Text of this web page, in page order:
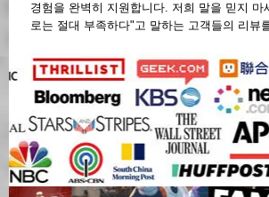
경험을 완벽히 지원합니다. 저희 말을 믿지 마
로는 절대 부족하다"고 말하는 고객들의 리뷰